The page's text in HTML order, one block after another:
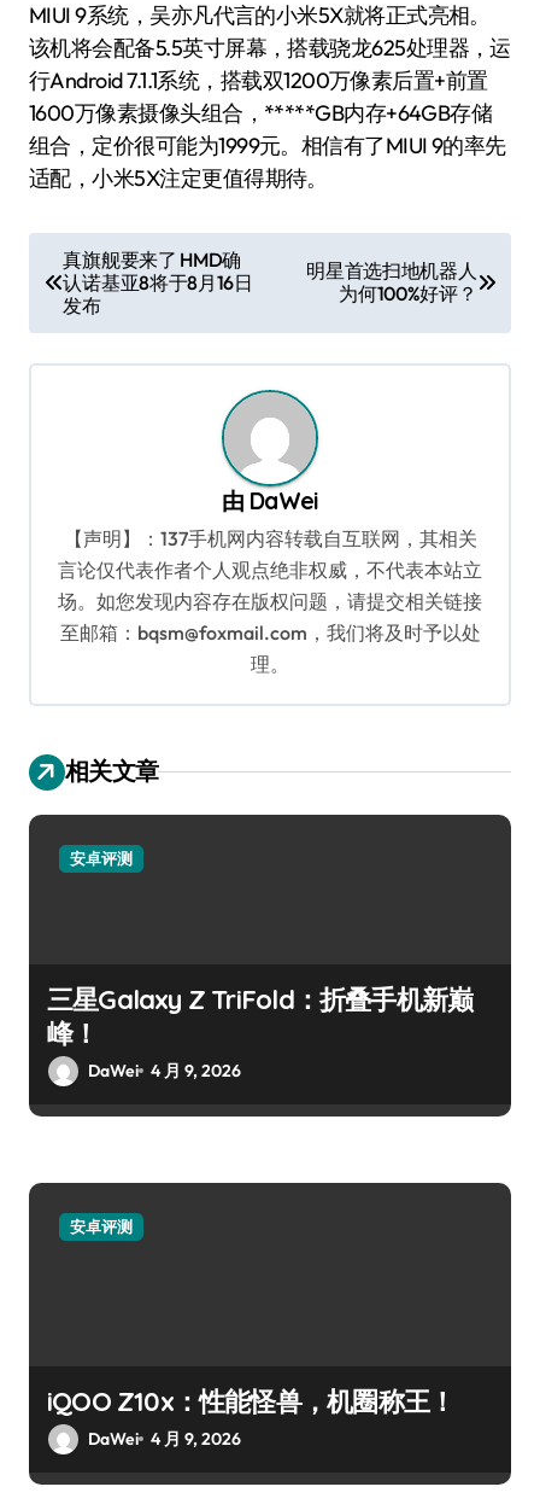
MIUI 9系统，吴亦凡代言的小米5X就将正式亮相。
该机将会配备5.5英寸屏幕，搭载骁龙625处理器，运
行Android 7.1.1系统，搭载双1200万像素后置+前置
1600万像素摄像头组合，*****GB内存+64GB存储
组合，定价很可能为1999元。相信有了MIUI 9的率先
适配，小米5X注定更值得期待。
章
导
航
真旗舰要来了 HMD确
认诺基亚8将于8月16日
发布
明星首选扫地机器人
为何100%好评？
由 DaWei
【声明】：137手机网内容转载自互联网，其相关
言论仅代表作者个人观点绝非权威，不代表本站立
场。如您发现内容存在版权问题，请提交相关链接
至邮箱：bqsm@foxmail.com，我们将及时予以处
理。
相关文章
安卓评测
三星Galaxy Z TriFold：折叠手机新巅
峰！
DaWei 4 月 9, 2026
安卓评测
iQOO Z10x：性能怪兽，机圈称王！
DaWei 4 月 9, 2026